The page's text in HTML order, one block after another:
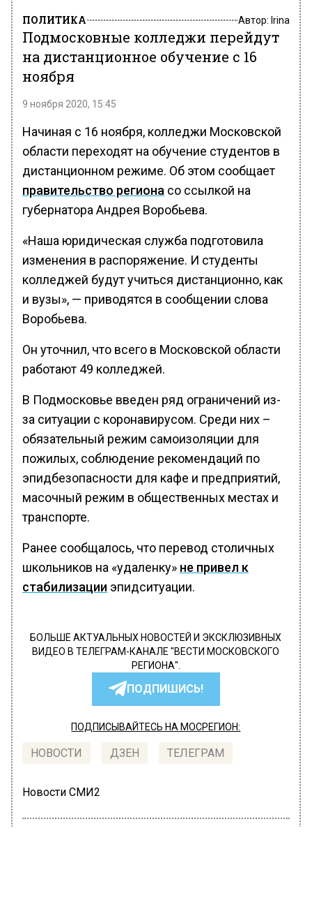
ПОЛИТИКА Автор: Irina
Подмосковные колледжи перейдут
на дистанционное обучение с 16
ноября
9 ноября 2020, 15:45
Начиная с 16 ноября, колледжи Московской
области переходят на обучение студентов в
дистанционном режиме. Об этом сообщает
правительство региона со ссылкой на
губернатора Андрея Воробьева.
«Наша юридическая служба подготовила
изменения в распоряжение. И студенты
колледжей будут учиться дистанционно, как
и вузы», — приводятся в сообщении слова
Воробьева.
Он уточнил, что всего в Московской области
работают 49 колледжей.
В Подмосковье введен ряд ограничений из-
за ситуации с коронавирусом. Среди них –
обязательный режим самоизоляции для
пожилых, соблюдение рекомендаций по
эпидбезопасности для кафе и предприятий,
масочный режим в общественных местах и
транспорте.
Ранее сообщалось, что перевод столичных
школьников на «удаленку» не привел к
стабилизации эпидситуации.
БОЛЬШЕ АКТУАЛЬНЫХ НОВОСТЕЙ И ЭКСКЛЮЗИВНЫХ
ВИДЕО В ТЕЛЕГРАМ-КАНАЛЕ "ВЕСТИ МОСКОВСКОГО
РЕГИОНА".
ПОДПИШИСЬ!
ПОДПИСЫВАЙТЕСЬ НА МОСРЕГИОН:
НОВОСТИ ДЗЕН ТЕЛЕГРАМ
Новости СМИ2